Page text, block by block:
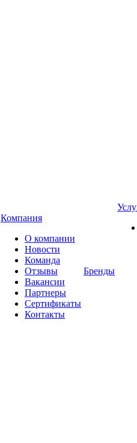
Компания
О компании
Новости
Команда
Отзывы
Вакансии
Партнеры
Сертификаты
Контакты
Бренды